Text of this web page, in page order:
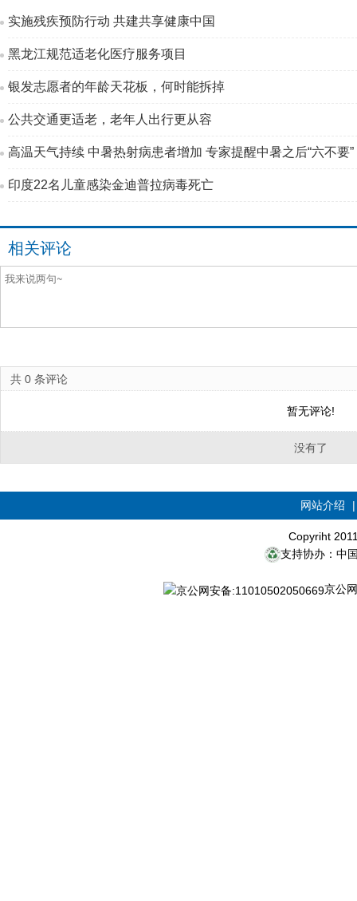
实施残疾预防行动 共建共享健康中国
黑龙江规范适老化医疗服务项目
银发志愿者的年龄天花板，何时能拆掉
公共交通更适老，老年人出行更从容
高温天气持续 中暑热射病患者增加 专家提醒中暑之后“六不要”
印度22名儿童感染金迪普拉病毒死亡
相关评论
共 0 条评论
暂无评论!
没有了
网站介绍
Copyriht
支持协办：中
京公